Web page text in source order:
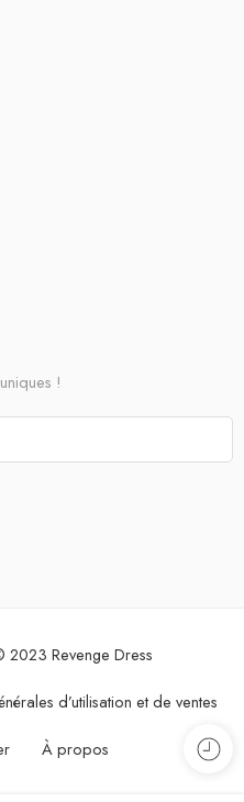
!
2023 Revenge Dress
d’utilisation et de ventes
À propos